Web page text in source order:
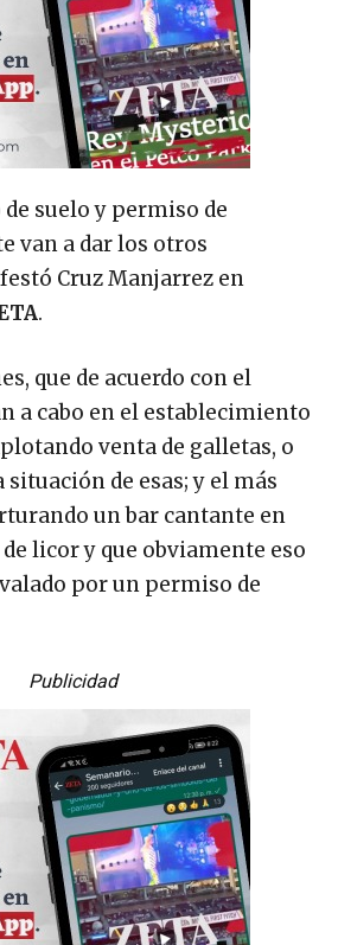
de suelo y permiso de
van a dar los otros
Cruz Manjarrez en
.
que de acuerdo con el
a cabo en el establecimiento
venta de galletas, o
situación de esas; y el más
un bar cantante en
licor y que obviamente eso
por un permiso de
Publicidad